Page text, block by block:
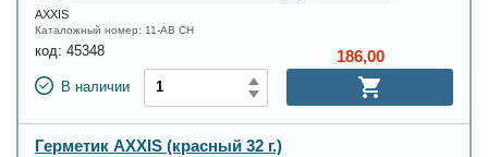
AXXIS
Каталожный номер: 11-AB CH
код: 45348
В наличии
186,00
Герметик AXXIS (красный 32 г.)